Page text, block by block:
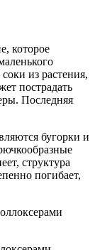
которое
из растения,
пострадать
Последняя
бугорки и
структура
погибает,